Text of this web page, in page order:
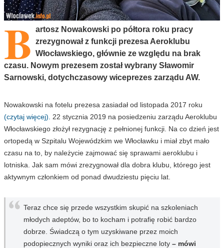
B artosz Nowakowski po półtora roku pracy
zrezygnował z funkcji prezesa Aeroklubu
Włocławskiego, głównie ze względu na brak
czasu. Nowym prezesem został wybrany Sławomir
Sarnowski, dotychczasowy wiceprezes zarządu AW.
Nowakowski na fotelu prezesa zasiadał od listopada 2017 roku
(czytaj więcej).
22 stycznia 2019 na posiedzeniu zarządu Aeroklubu
Włocławskiego złożył rezygnację z pełnionej funkcji. Na co dzień jest
ortopedą w Szpitalu Wojewódzkim we Włocławku i miał zbyt mało
czasu na to, by należycie zajmować się sprawami aeroklubu i
lotniska. Jak sam mówi zrezygnował dla dobra klubu, którego jest
aktywnym członkiem od ponad dwudziestu pięciu lat.
Teraz chce się przede wszystkim skupić na szkoleniach
młodych adeptów, bo to kocham i potrafię robić bardzo
dobrze. Świadczą o tym uzyskiwane przez moich
podopiecznych wyniki oraz ich bezpieczne loty – mówi